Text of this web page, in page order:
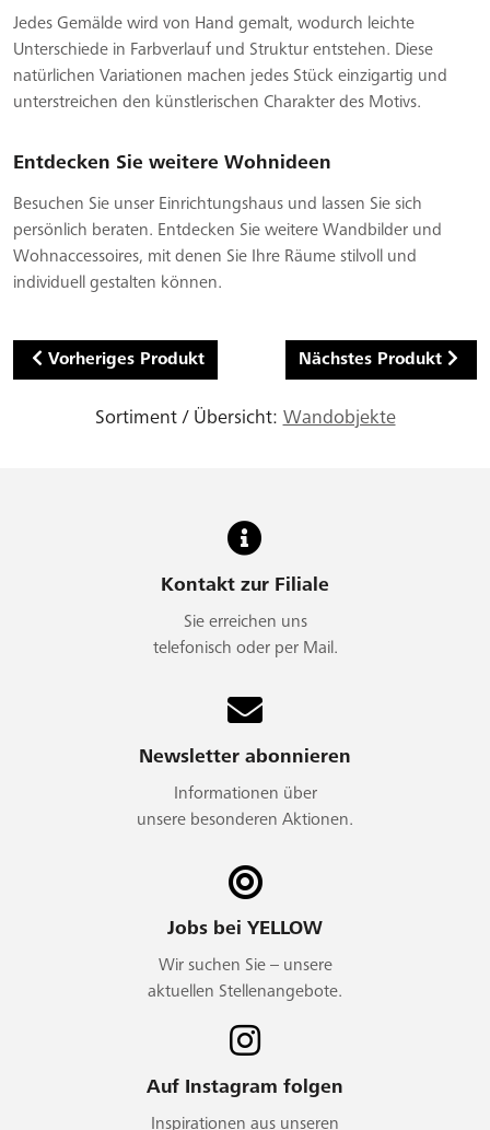
Jedes Gemälde wird von Hand gemalt, wodurch leichte
Unterschiede in Farbverlauf und Struktur entstehen. Diese
natürlichen Variationen machen jedes Stück einzigartig und
unterstreichen den künstlerischen Charakter des Motivs.
Entdecken Sie weitere Wohnideen
Besuchen Sie unser Einrichtungshaus und lassen Sie sich
persönlich beraten. Entdecken Sie weitere Wandbilder und
Wohnaccessoires, mit denen Sie Ihre Räume stilvoll und
individuell gestalten können.
Vorheriges Produkt Nächstes Produkt
Sortiment / Übersicht: Wandobjekte
Kontakt zur Filiale
Sie erreichen uns
telefonisch oder per Mail.
Newsletter abonnieren
Informationen über
unsere besonderen Aktionen.
Jobs bei YELLOW
Wir suchen Sie – unsere
aktuellen Stellenangebote.
Auf Instagram folgen
Inspirationen aus unseren